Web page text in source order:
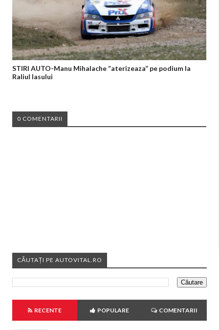
STIRI AUTO-Manu Mihalache “aterizeaza” pe podium la
Raliul Iasului
0 COMENTARII
CĂUTAȚI PE AUTOVITAL.RO
RECENTE POPULARE COMENTARII